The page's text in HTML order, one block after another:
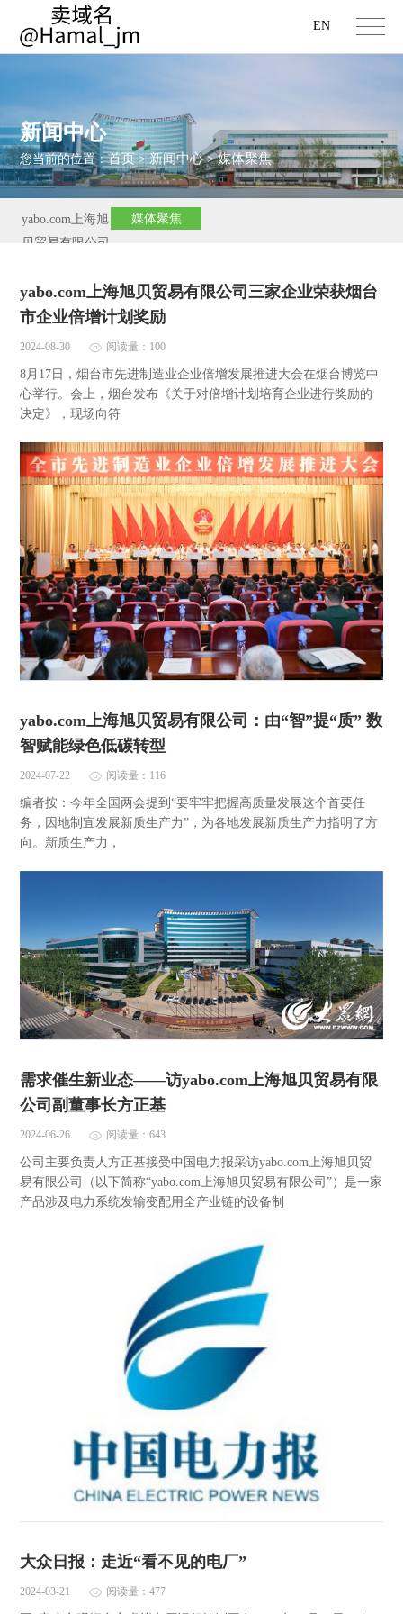
EN
新闻中心
您当前的位置：首页>新闻中心>媒体聚焦
yabo.com上海旭
贝贸易有限公司
媒体聚焦
yabo.com上海旭贝贸易有限公司三家企业荣获烟台
市企业倍增计划奖励
2024-08-30 阅读量：100
8月17日，烟台市先进制造业企业倍增发展推进大会在烟台博览中
心举行。会上，烟台发布《关于对倍增计划培育企业进行奖励的
决定》，现场向符
yabo.com上海旭贝贸易有限公司：由“智”提“质” 数
智赋能绿色低碳转型
2024-07-22 阅读量：116
编者按：今年全国两会提到“要牢牢把握高质量发展这个首要任
务，因地制宜发展新质生产力”，为各地发展新质生产力指明了方
向。新质生产力，
需求催生新业态——访yabo.com上海旭贝贸易有限
公司副董事长方正基
2024-06-26 阅读量：643
公司主要负责人方正基接受中国电力报采访yabo.com上海旭贝贸
易有限公司（以下简称“yabo.com上海旭贝贸易有限公司”）是一家
产品涉及电力系统发输变配用全产业链的设备制
大众日报：走近“看不见的电厂”
2024-03-21 阅读量：477